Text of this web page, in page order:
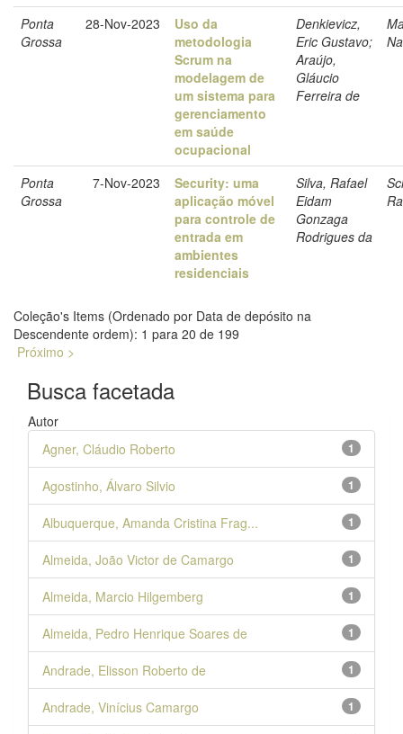
Ponta
Grossa
28-Nov-2023
Uso da
metodologia
Scrum na
modelagem de
um sistema para
gerenciamento
em saúde
ocupacional
Denkievicz,
Eric Gustavo;
Araújo,
Gláucio
Ferreira de
Ponta
Grossa
7-Nov-2023
Security: uma
aplicação móvel
para controle de
entrada em
ambientes
residenciais
Silva, Rafael
Eidam
Gonzaga
Rodrigues da
Coleção's Items (Ordenado por Data de depósito na
Descendente ordem): 1 para 20 de 199
Próximo >
Busca facetada
Autor
1
Agner, Cláudio Roberto
1
Agostinho, Álvaro Silvio
1
Albuquerque, Amanda Cristina Frag...
1
Almeida, João Victor de Camargo
1
Almeida, Marcio Hilgemberg
1
Almeida, Pedro Henrique Soares de
1
Andrade, Elisson Roberto de
1
Andrade, Vinícius Camargo